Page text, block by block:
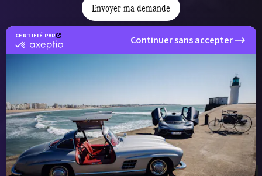
CERTIFIÉ PAR
certifié
sur
Axeptio
Continuer sans accepter
Envoyer ma demande
Pour financer et assurer votre
nouvel utilitaire,
nous vous proposons :